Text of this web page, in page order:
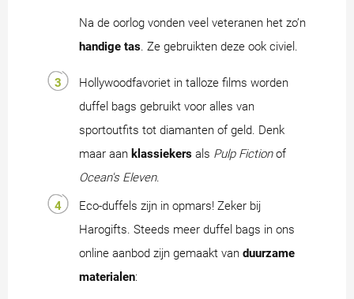
Na de oorlog vonden veel veteranen het zo’n
handige tas. Ze gebruikten deze ook civiel.
Hollywoodfavoriet in talloze films worden
duffel bags gebruikt voor alles van
sportoutfits tot diamanten of geld. Denk
maar aan klassiekers als Pulp Fictionof
Ocean's Eleven.
Eco-duffels zijn in opmars! Zeker bij
Harogifts. Steeds meer duffel bags in ons
online aanbod zijn gemaakt van duurzame
materialen: